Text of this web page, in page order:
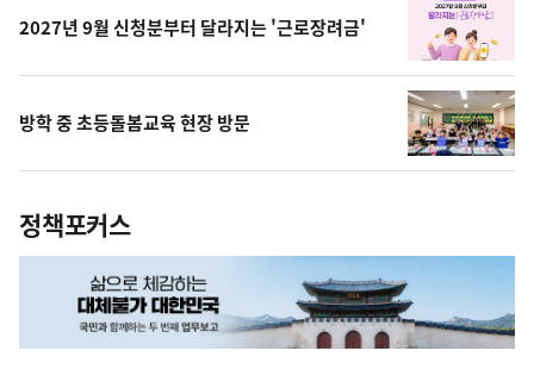
2027년 9월 신청분부터 달라지는 '근로장려금'
방학 중 초등돌봄교육 현장 방문
정책포커스